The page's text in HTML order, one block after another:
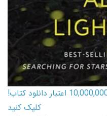
کارت اعتباری کتاب دانلود با 10,000,000 اعتبار دانلود کتاب!
کلیک کنید